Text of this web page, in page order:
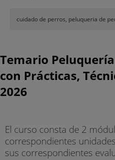
cuidado de perros, peluqueria de
Temario
con Prácticas,
2026
El curso consta de 2
correspondientes
sus correspondientes